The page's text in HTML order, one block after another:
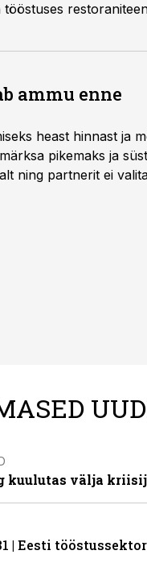
ammu enne
heast hinnast ja
pikemaks ja
ning partnerit ei
kuulutas välja
| Eesti